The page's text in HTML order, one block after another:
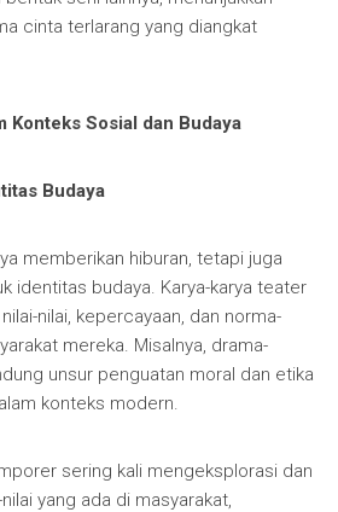
cinta terlarang yang diangkat
Konteks Sosial dan Budaya
Budaya
memberikan hiburan, tetapi juga
identitas budaya. Karya-karya teater
nilai, kepercayaan, dan norma-
mereka. Misalnya, drama-
unsur penguatan moral dan etika
konteks modern.
sering kali mengeksplorasi dan
yang ada di masyarakat,